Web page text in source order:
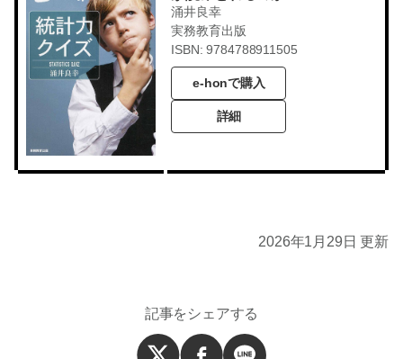
涌井良幸
実務教育出版
ISBN: 9784788911505
e-honで購入
詳細
2026年1月29日 更新
記事をシェアする